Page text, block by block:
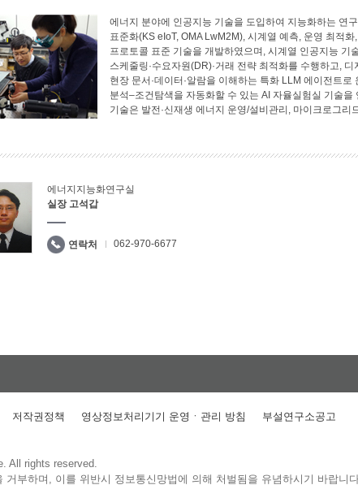
에너지 분야에 인공지능 기술을 도입하여 지능화하는 연
표준화(KS eIoT, OMA LwM2M), 시계열 예측, 운영 최적
프로토콜 표준 기술을 개발하였으며, 시계열 인공지능 기
스케줄링·수요자원(DR)·거래 전략 최적화를 수행하고,
현장 문서·데이터·알람을 이해하는 특화 LLM 에이전트
분석–조건탐색을 자동화할 수 있는 AI 자율실험실 기술
기술은 발전·신재생 에너지 운영/설비관리, 마이크로그
에너지지능화연구실
실장 고석갑
연락처 062-970-6677
저작권정책 영상정보처리기기 운영ㆍ관리 방침 부설연구소공고
All rights reserved.
부하며, 이를 위반시 정보통신망법에 의해 처벌됨을 유념하시기 바랍니